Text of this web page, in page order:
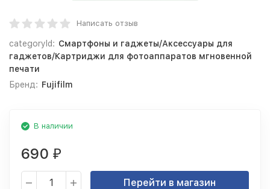
Написать отзыв
categoryId: Смартфоны и гаджеты/Аксессуары для
гаджетов/Картриджи для фотоаппаратов мгновенной
печати
Бренд: Fujifilm
В наличии
690 ₽
Перейти в магазин